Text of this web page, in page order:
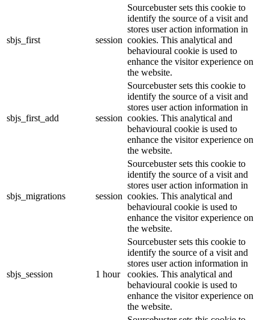
sbjs_first session
Sourcebuster sets this cookie to
identify the source of a visit and
stores user action information in
cookies. This analytical and
behavioural cookie is used to
enhance the visitor experience on
the website.
sbjs_first_add session
Sourcebuster sets this cookie to
identify the source of a visit and
stores user action information in
cookies. This analytical and
behavioural cookie is used to
enhance the visitor experience on
the website.
sbjs_migrations session
Sourcebuster sets this cookie to
identify the source of a visit and
stores user action information in
cookies. This analytical and
behavioural cookie is used to
enhance the visitor experience on
the website.
sbjs_session 1 hour
Sourcebuster sets this cookie to
identify the source of a visit and
stores user action information in
cookies. This analytical and
behavioural cookie is used to
enhance the visitor experience on
the website.